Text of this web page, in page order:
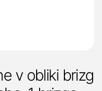
v obliki brizg